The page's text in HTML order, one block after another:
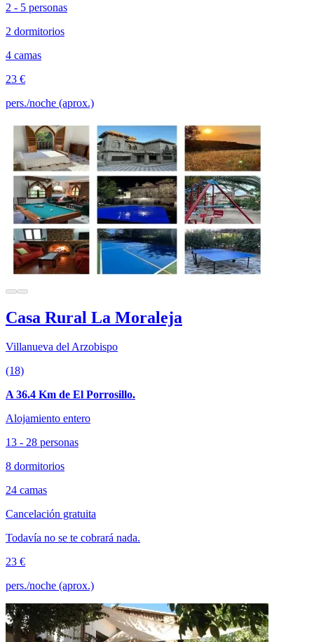
2 - 5 personas
2 dormitorios
4 camas
23 €
pers./noche (aprox.)
Casa Rural La Moraleja
Villanueva del Arzobispo
(18)
A 36.4 Km de El Porrosillo.
Alojamiento entero
13 - 28 personas
8 dormitorios
24 camas
Cancelación gratuita
Todavía no se te cobrará nada.
23 €
pers./noche (aprox.)